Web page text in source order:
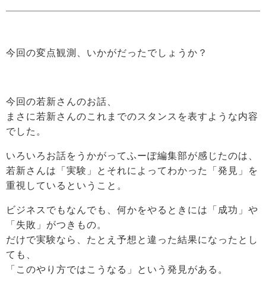
今回の変点観測、いかがだったでしょうか？
今回の若新さんのお話、
まさに若新さんのこれまでのスタンスを表すような内容
でした。
いろいろお話をうかがってふーぽ編集部が感じたのは、
若新さんは「実験」とそれによってわかった「発見」を
重視しているということ。
ビジネスでもなんでも、何かをやるときには「成功」や
「失敗」がつきもの。
だけで実験なら、たとえ予想と違った結果になったとし
ても、
「このやり方ではこうなる」という発見がある。